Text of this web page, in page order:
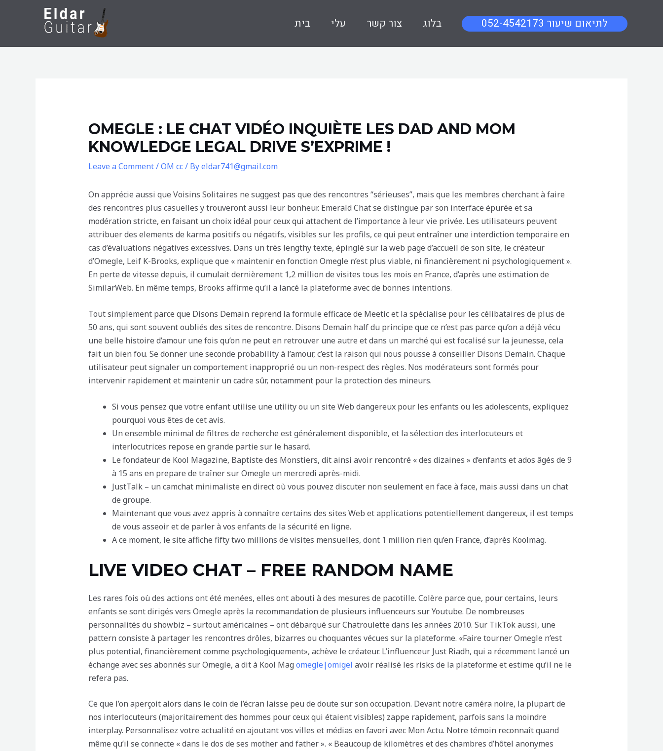
בית עלי צור קשר בלוג 052-4542173 לתיאום שיעור
OMEGLE : LE CHAT VIDÉO INQUIÈTE LES DAD AND MOM
KNOWLEDGE LEGAL DRIVE S’EXPRIME !
Leave a Comment/OM cc/ Byeldar741@gmail.com
On apprécie aussi que Voisins Solitaires ne suggest pas que des rencontres “sérieuses”, mais que les membres cherchant à faire
des rencontres plus casuelles y trouveront aussi leur bonheur. Emerald Chat se distingue par son interface épurée et sa
modération stricte, en faisant un choix idéal pour ceux qui attachent de l’importance à leur vie privée. Les utilisateurs peuvent
attribuer des elements de karma positifs ou négatifs, visibles sur les profils, ce qui peut entraîner une interdiction temporaire en
cas d’évaluations négatives excessives. Dans un très lengthy texte, épinglé sur la web page d’accueil de son site, le créateur
d’Omegle, Leif K-Brooks, explique que « maintenir en fonction Omegle n’est plus viable, ni financièrement ni psychologiquement ».
En perte de vitesse depuis, il cumulait dernièrement 1,2 million de visites tous les mois en France, d’après une estimation de
SimilarWeb. En même temps, Brooks affirme qu’il a lancé la plateforme avec de bonnes intentions.
Tout simplement parce que Disons Demain reprend la formule efficace de Meetic et la spécialise pour les célibataires de plus de
50 ans, qui sont souvent oubliés des sites de rencontre. Disons Demain half du principe que ce n’est pas parce qu’on a déjà vécu
une belle histoire d’amour une fois qu’on ne peut en retrouver une autre et dans un marché qui est focalisé sur la jeunesse, cela
fait un bien fou. Se donner une seconde probability à l’amour, c’est la raison qui nous pousse à conseiller Disons Demain. Chaque
utilisateur peut signaler un comportement inapproprié ou un non-respect des règles. Nos modérateurs sont formés pour
intervenir rapidement et maintenir un cadre sûr, notamment pour la protection des mineurs.
Si vous pensez que votre enfant utilise une utility ou un site Web dangereux pour les enfants ou les adolescents, expliquez
pourquoi vous êtes de cet avis.
Un ensemble minimal de filtres de recherche est généralement disponible, et la sélection des interlocuteurs et
interlocutrices repose en grande partie sur le hasard.
Le fondateur de Kool Magazine, Baptiste des Monstiers, dit ainsi avoir rencontré « des dizaines » d’enfants et ados âgés de 9
à 15 ans en prepare de traîner sur Omegle un mercredi après-midi.
JustTalk – un camchat minimaliste en direct où vous pouvez discuter non seulement en face à face, mais aussi dans un chat
de groupe.
Maintenant que vous avez appris à connaître certains des sites Web et applications potentiellement dangereux, il est temps
de vous asseoir et de parler à vos enfants de la sécurité en ligne.
A ce moment, le site affiche fifty two millions de visites mensuelles, dont 1 million rien qu’en France, d’après Koolmag.
LIVE VIDEO CHAT – FREE RANDOM NAME
Les rares fois où des actions ont été menées, elles ont abouti à des mesures de pacotille. Colère parce que, pour certains, leurs
enfants se sont dirigés vers Omegle après la recommandation de plusieurs influenceurs sur Youtube. De nombreuses
personnalités du showbiz – surtout américaines – ont débarqué sur Chatroulette dans les années 2010. Sur TikTok aussi, une
pattern consiste à partager les rencontres drôles, bizarres ou choquantes vécues sur la plateforme. «Faire tourner Omegle n’est
plus potential, financièrement comme psychologiquement», achève le créateur. L’influenceur Just Riadh, qui a récemment lancé un
échange avec ses abonnés sur Omegle, a dit à Kool Mag omegle|omigel avoir réalisé les risks de la plateforme et estime qu’il ne le
refera pas.
Ce que l’on aperçoit alors dans le coin de l’écran laisse peu de doute sur son occupation. Devant notre caméra noire, la plupart de
nos interlocuteurs (majoritairement des hommes pour ceux qui étaient visibles) zappe rapidement, parfois sans la moindre
interplay. Personnalisez votre actualité en ajoutant vos villes et médias en favori avec Mon Actu. Notre témoin reconnaît quand
même qu’il se connecte « dans le dos de ses mother and father ». « Beaucoup de kilomètres et des chambres d’hôtel anonymes